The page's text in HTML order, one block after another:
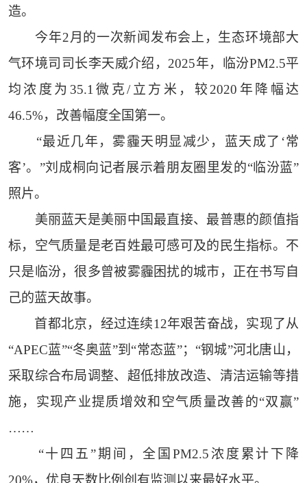
造。
今年2月的一次新闻发布会上，生态环境部大
气环境司司长李天威介绍，2025年，临汾PM2.5平
均浓度为35.1微克/立方米，较2020年降幅达
46.5%，改善幅度全国第一。
“最近几年，雾霾天明显减少，蓝天成了‘常
客’。”刘成桐向记者展示着朋友圈里发的“临汾蓝”
照片。
美丽蓝天是美丽中国最直接、最普惠的颜值指
标，空气质量是老百姓最可感可及的民生指标。不
只是临汾，很多曾被雾霾困扰的城市，正在书写自
己的蓝天故事。
首都北京，经过连续12年艰苦奋战，实现了从
“APEC蓝”“冬奥蓝”到“常态蓝”；“钢城”河北唐山，
采取综合布局调整、超低排放改造、清洁运输等措
施，实现产业提质增效和空气质量改善的“双赢”
……
“十四五”期间，全国PM2.5浓度累计下降
20%，优良天数比例创有监测以来最好水平。